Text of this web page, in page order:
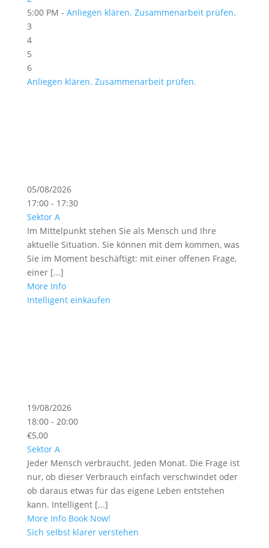
5:00 PM - Anliegen klären. Zusammenarbeit prüfen.
3
4
5
6
Anliegen klären. Zusammenarbeit prüfen.
05/08/2026
17:00 - 17:30
Sektor A
Im Mittelpunkt stehen Sie als Mensch und Ihre
aktuelle Situation. Sie können mit dem kommen, was
Sie im Moment beschäftigt: mit einer offenen Frage,
einer [...]
More Info
Intelligent einkaufen
19/08/2026
18:00 - 20:00
€5,00
Sektor A
Jeder Mensch verbraucht. Jeden Monat. Die Frage ist
nur, ob dieser Verbrauch einfach verschwindet oder
ob daraus etwas für das eigene Leben entstehen
kann. Intelligent [...]
More Info Book Now!
Sich selbst klarer verstehen